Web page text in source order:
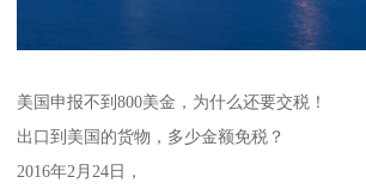
美国申报不到800美金，为什么还要交税！
出口到美国的货物，多少金额免税？
2016年2月24日，